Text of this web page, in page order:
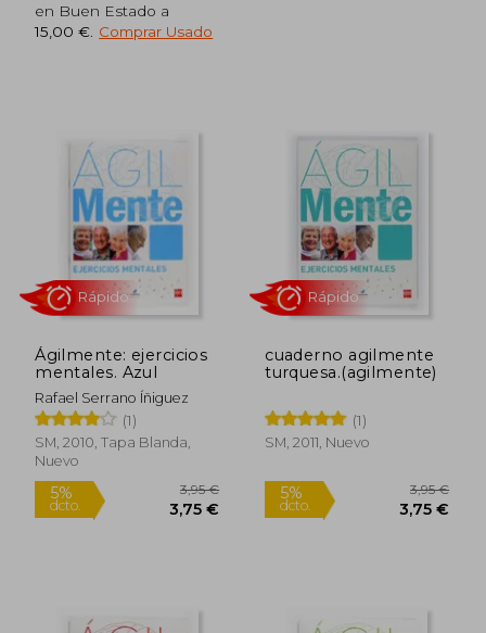
5%
dcto.
en Buen Estado a
15,00 € Comprar Usado
5%
dcto.
Ágilmente: ejercicios
mentales. Azul
Rafael Serrano Íñiguez
(1)
SM, 2010, Tapa Blanda,
Nuevo
cuaderno agilmente
turquesa.(agilmente)
(1)
SM, 2011, Nuevo